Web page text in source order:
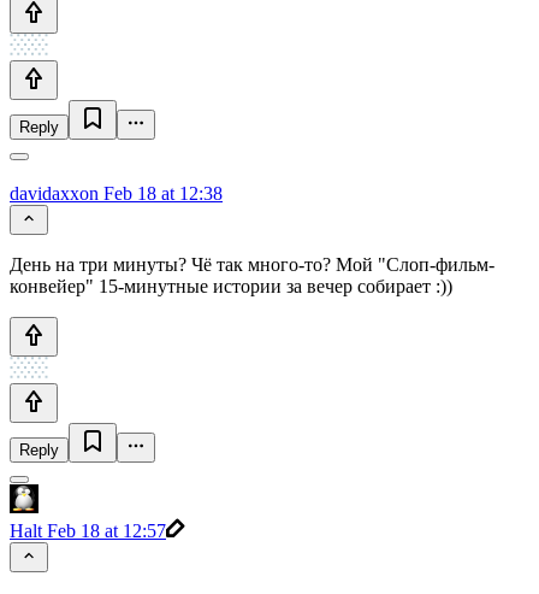
Reply
davidaxxon Feb 18 at 12:38
День на три минуты? Чё так много-то? Мой "Слоп-фильм-
конвейер" 15-минутные истории за вечер собирает :))
Reply
Halt Feb 18 at 12:57